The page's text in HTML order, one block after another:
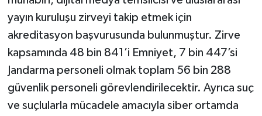
yayın kuruluşu zirveyi takip etmek için
akreditasyon başvurusunda bulunmuştur. Zirve
kapsamında 48 bin 841’i Emniyet, 7 bin 447’si
Jandarma personeli olmak toplam 56 bin 288
güvenlik personeli görevlendirilecektir. Ayrıca suç
ve suçlularla mücadele amacıyla siber ortamda